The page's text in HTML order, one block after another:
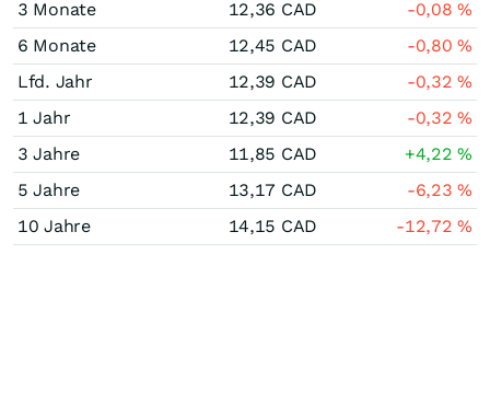
3 Monate 12,36 CAD -0,08%
6 Monate
12,45 CAD -0,80%
Lfd. Jahr
12,39 CAD -0,32%
1 Jahr
12,39 CAD -0,32%
3 Jahre
11,85 CAD +4,22%
5 Jahre
13,17 CAD -6,23%
10 Jahre
14,15 CAD -12,72%